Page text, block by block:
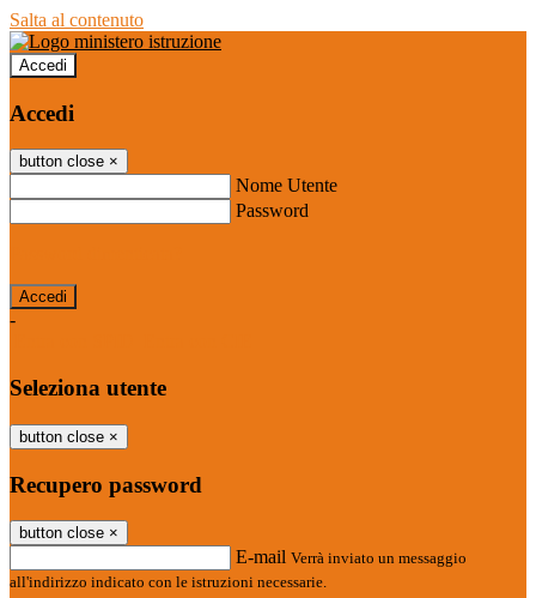
Salta al contenuto
Accedi
Accedi
button close ×
Nome Utente
Password
-
Seleziona utente
button close ×
Recupero password
button close ×
E-mail Verrà inviato un messaggio
all'indirizzo indicato con le istruzioni necessarie.